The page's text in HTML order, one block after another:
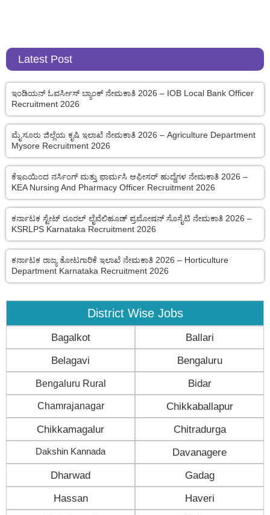
Latest Post
ಇಂಡಿಯನ್ ಓವರ್ಸೀಸ್ ಬ್ಯಾಂಕ್ ನೇಮಕಾತಿ 2026 – IOB Local Bank Officer
Recruitment 2026
ಮೈಸೂರು ಜಿಲ್ಲೆಯ ಕೃಷಿ ಇಲಾಖೆ ನೇಮಕಾತಿ 2026 – Agriculture Department
Mysore Recruitment 2026
ಕೆಇಎಯಿಂದ ನರ್ಸಿಂಗ್ ಮತ್ತು ಫಾರ್ಮಸಿ ಆಫೀಸರ್ ಹುದ್ದೆಗಳ ನೇಮಕಾತಿ 2026 –
KEA Nursing And Pharmacy Officer Recruitment 2026
ಕರ್ನಾಟಕ ಸ್ಟೇಟ್ ರೂರಲ್ ಲೈವೆಲಿಹೂಡ್ ಪ್ರಮೋಷನ್ ಸೊಸೈಟಿ ನೇಮಕಾತಿ 2026 –
KSRLPS Karnataka Recruitment 2026
ಕರ್ನಾಟಕ ರಾಜ್ಯ ತೋಟಗಾರಿಕೆ ಇಲಾಖೆ ನೇಮಕಾತಿ 2026 – Horticulture
Department Karnataka Recruitment 2026
District Wise Jobs
Bagalkot Ballari
Belagavi Bengaluru
Bengaluru Rural Bidar
Chamrajanagar Chikkaballapur
Chikkamagalur Chitradurga
Dakshin Kannada Davanagere
Dharwad Gadag
Hassan Haveri